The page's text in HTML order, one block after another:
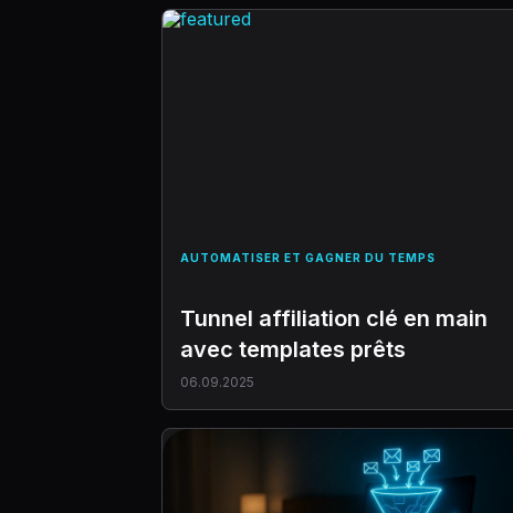
AUTOMATISER ET GAGNER DU TEMPS
Tunnel affiliation clé en main
avec templates prêts
06.09.2025